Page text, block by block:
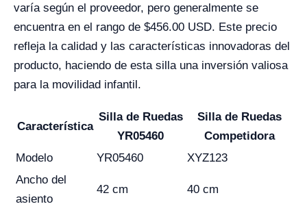
varía según el proveedor, pero generalmente se
encuentra en el rango de $456.00 USD. Este precio
refleja la calidad y las características innovadoras del
producto, haciendo de esta silla una inversión valiosa
para la movilidad infantil.
Característica
Silla de Ruedas
YR05460
Silla de Ruedas
Competidora
Modelo
YR05460
XYZ123
Ancho del
asiento
42 cm 40 cm